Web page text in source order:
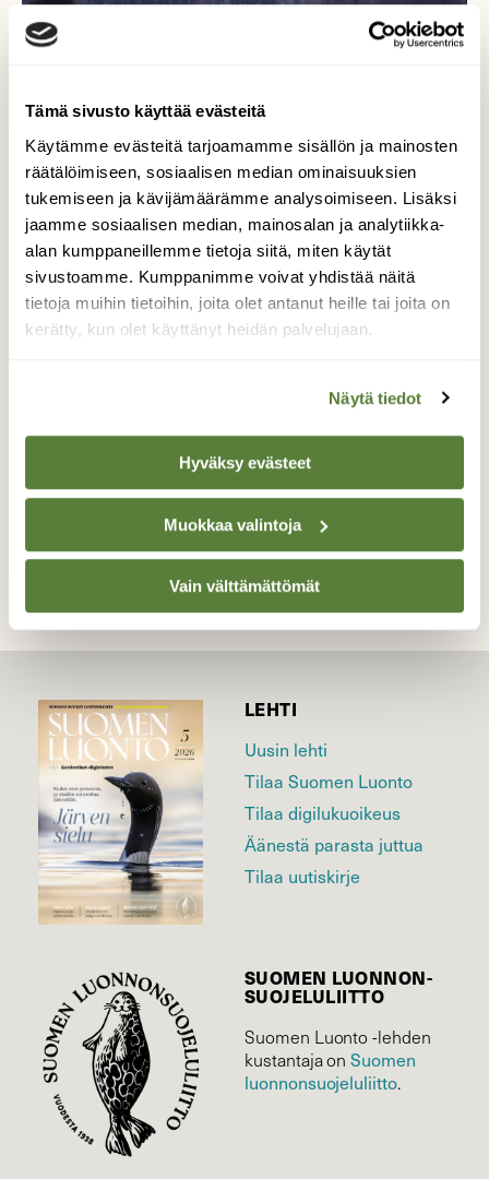
Tämä sivusto käyttää evästeitä
Käytämme evästeitä tarjoamamme sisällön ja mainosten
räätälöimiseen, sosiaalisen median ominaisuuksien
tukemiseen ja kävijämäärämme analysoimiseen. Lisäksi
jaamme sosiaalisen median, mainosalan ja analytiikka-
alan kumppaneillemme tietoja siitä, miten käytät
sivustoamme. Kumppanimme voivat yhdistää näitä
tietoja muihin tietoihin, joita olet antanut heille tai joita on
kerätty, kun olet käyttänyt heidän palvelujaan.
Näytä tiedot
Hyväksy evästeet
Muokkaa valintoja
Vain välttämättömät
Selkeä pakkaspäivä
Aamulla oli yön jäljiltä pakkasta yli kaksi
kymmentä astetta ja ennen auringon
nousua pellolla näytti tältä.
Valokuvaaja: Hannu Rissanen, Näädänmaa
TAKAISIN LISTAAN
LEHTI
Uusin lehti
Tilaa Suomen Luonto
Tilaa digilukuoikeus
Äänestä parasta juttua
Tilaa uutiskirje
SUOMEN LUONNON­
SUOJELU­LIITTO
Suomen Luonto -lehden
kustantaja onSuomen
luonnonsuojelu­liitto.